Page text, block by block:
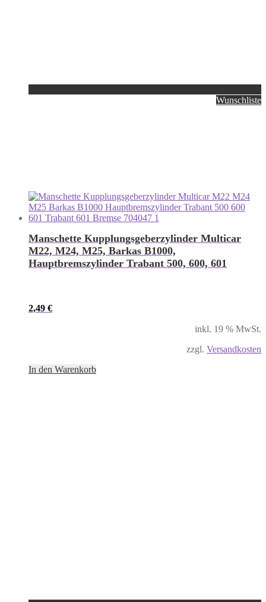
Wunschliste
Manschette Kupplungsgeberzylinder Multicar
M22, M24, M25, Barkas B1000,
Hauptbremszylinder Trabant 500, 600, 601
2,49 €
inkl. 19 % MwSt.
zzgl. Versandkosten
In den Warenkorb